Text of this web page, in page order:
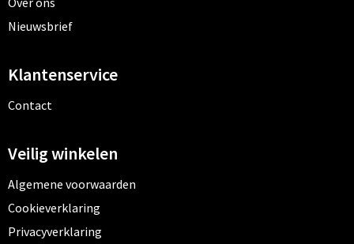
Nieuwsbrief
Klantenservice
Contact
Veilig winkelen
Algemene voorwaarden
Cookieverklaring
Privacyverklaring